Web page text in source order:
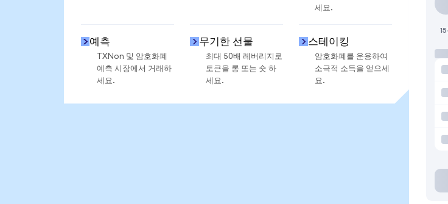
세요.
예측
TXNon 및 암호화폐
예측 시장에서 거래하
세요.
무기한 선물
최대 50배 레버리지로
토큰을 롱 또는 숏 하
세요.
스테이킹
암호화폐를 운용하여
소극적 소득을 얻으세
요.